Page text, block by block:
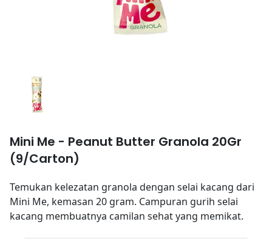
Mini Me - Peanut Butter Granola 20Gr
(9/Carton)
Temukan kelezatan granola dengan selai kacang dari
Mini Me, kemasan 20 gram. Campuran gurih selai
kacang membuatnya camilan sehat yang memikat.